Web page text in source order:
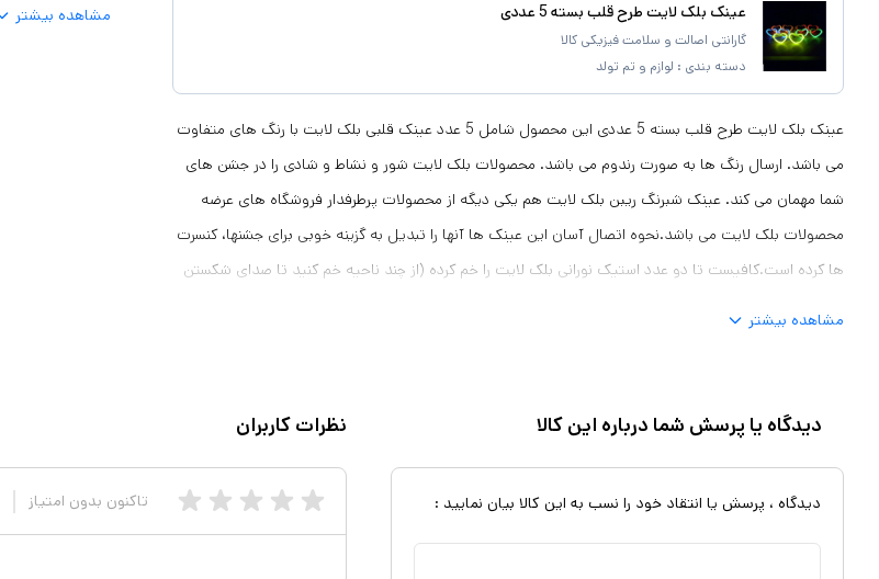
عینک بلک لایت طرح قلب بسته 5 عددی
گارانتی اصالت و سلامت فیزیکی کالا
دسته بندی : لوازم و تم تولد
عینک بلک لایت طرح قلب بسته 5 عددی این محصول شامل 5 عدد عینک قلبی بلک لایت با رنگ های متفاوت
می باشد. ارسال رنگ ها به صورت رندوم می باشد. محصولات بلک لایت شور و نشاط و شادی را در جشن های
شما مهمان می کند‏.‏ عینک شبرنگ ریبن بلک لایت هم یکی دیگه از محصولات پرطرفدار فروشگاه های عرضه
محصولات بلک لایت می باشد‏.‏نحوه اتصال آسان این عینک ها آنها را تبدیل به گزینه خوبی برای جشنها، کنسرت
ها کرده است‏.‏کافیست تا دو عدد استیک نورانی بلک لایت را خم کرده (از چند ناحیه خم کنید تا صدای شکستن
ساعت می باشد.
مشاهده بیشتر
مشاهده بیشتر
دیدگاه یا پرسش شما درباره این کالا
دیدگاه ، پرسش یا انتقاد خود را نسب به این کالا بیان نمایید :
نظرات کاربران
تاکنون بدون امتیاز